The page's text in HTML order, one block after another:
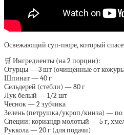
Освежающий суп-пюре, который
🛒 Ингредиенты (на 2 порции):
Огурцы — 3 шт (очищенные от
Шпинат — 40 г
Сельдерей (стебли) — 80 г
Лук белый — 1/2 шт
Чеснок — 2 зубчика
Зелень (петрушка/укроп/кинза) — по
Специи: кориандр молотый — 5 г,
Руккола — 20 г (для подачи)